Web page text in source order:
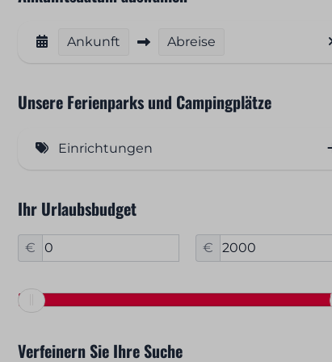
Ankunft Abreise
Unsere Ferienparks und Campingplätze
Einrichtungen
Hallenbad (3)
Kinderplanschbecken (10)
Restaurant mit Panoramablick (16)
Ihr Urlaubsbudget
€ €
Verfeinern Sie Ihre Suche